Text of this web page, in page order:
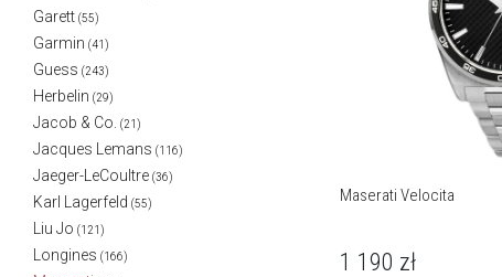
Garett (55)
Garmin (41)
Guess (243)
Herbelin (29)
Jacob & Co. (21)
Jacques Lemans (116)
Jaeger-LeCoultre (36)
Karl Lagerfeld (55)
Liu Jo (121)
Longines (166)
Maserati Velocita
1 190 zł